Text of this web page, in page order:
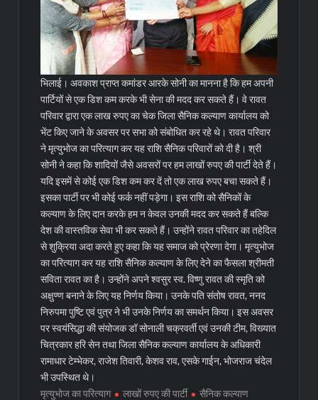
भिलाई। अवकाश प्राप्त कमांडर आरके सोनी का मानना है कि हम अपनी
पार्टियों से एक डिश कम करके भी सेना की मदद कर सकते हैं। वे रावत
परिवार द्वारा एक लाख रुपए का चेक जिला सैनिक कल्याण कार्यालय को
भेंट किए जाने के अवसर पर सभा को संबोधित कर रहे थे। रावत परिवार
ने मृत्युभोज का परित्याग कर यह राशि सैनिक परिवारों को दी है। श्री
सोनी ने कहा कि शादियों जैसे अवसरों पर हम लाखों रुपए की पार्टी देते हैं।
यदि इसमें से कोई एक डिश कम कर दें तो एक लाख रुपए बचा सकते हैं।
इसका पार्टी पर भी कोई फर्क नहीं पड़ेगा।इस राशि को सैनिकों के
कल्याण के लिए दान करके हम न केवल उनकी मदद कर सकते हैं बल्कि
देश की वास्तविक सेवा भी कर सकते हैं। उन्होंने रावत परिवार का तहेदिल
से शुक्रिया अदा करते हुए कहा कि यह समाज को प्रेरणा देगा। मृत्युभोज
का परित्याग कर यह राशि सैनिक कल्याण के लिए देने का फैसला श्रीमती
सविता रावत का है। उन्होंने अपने श्वसुर स्व. विष्णु रावत की स्मृति को
अक्षुण्ण बनाने के लिए यह निर्णय किया। उनके पति संतोष रावत, ननद
निरुपमा पुष्टि एवं पुत्र ने भी उनके निर्णय का समर्थन किया। इस अवसर
पर स्वयंसिद्धा की संयोजक डॉ सोनाली चक्रवर्ती एवं उनकी टीम, विख्यात
चित्रकार हरि सेन तथा जिला सैनिक कल्याण कार्यालय के अधिकारी
रामाधार टेम्भेकर, राजेश तिवारी, केशव राव, एसके गाईन, भोजराज चंदेल
भी उपस्थित थे।
मृत्युभोज का परित्याग
लाखों रुपए की पार्टी सैनिक कल्याण